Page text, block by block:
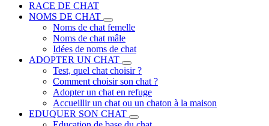
RACE DE CHAT
NOMS DE CHAT
Noms de chat femelle
Noms de chat mâle
Idées de noms de chat
ADOPTER UN CHAT
Test, quel chat choisir ?
Comment choisir son chat ?
Adopter un chat en refuge
Accueillir un chat ou un chaton à la maison
EDUQUER SON CHAT